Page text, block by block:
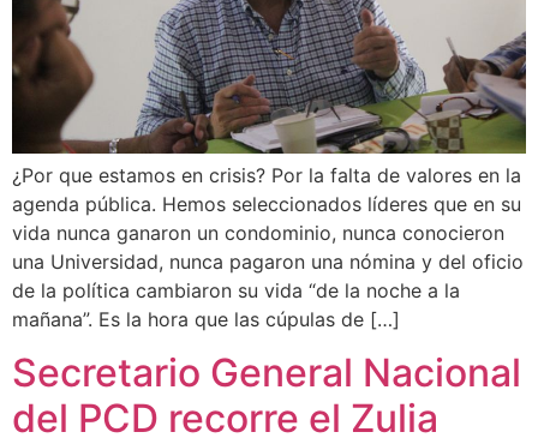
¿Por que estamos en crisis? Por la falta de valores en la
agenda pública. Hemos seleccionados líderes que en su
vida nunca ganaron un condominio, nunca conocieron
una Universidad, nunca pagaron una nómina y del oficio
de la política cambiaron su vida “de la noche a la
mañana”. Es la hora que las cúpulas de […]
Secretario General Nacional
del PCD recorre el Zulia